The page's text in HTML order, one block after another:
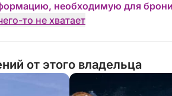
необходимую для
то не хватает
от этого владельца